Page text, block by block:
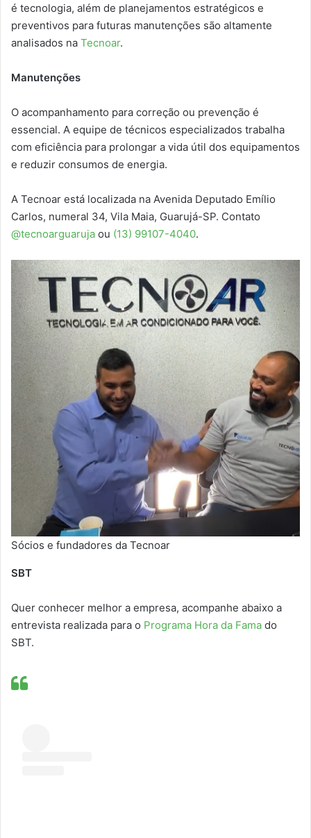
é tecnologia, além de planejamentos estratégicos e
preventivos para futuras manutenções são altamente
analisados na Tecnoar.
Manutenções
O acompanhamento para correção ou prevenção é
essencial. A equipe de técnicos especializados trabalha
com eficiência para prolongar a vida útil dos equipamentos
e reduzir consumos de energia.
A Tecnoar está localizada na Avenida Deputado Emílio
Carlos, numeral 34, Vila Maia, Guarujá-SP. Contato
@tecnoarguaruja ou (13) 99107-4040.
Sócios e fundadores da Tecnoar
SBT
Quer conhecer melhor a empresa, acompanhe abaixo a
entrevista realizada para o Programa Hora da Fama do
SBT.